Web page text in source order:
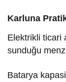
Karluna
Elektrikli ticari
sunduğu
Batarya